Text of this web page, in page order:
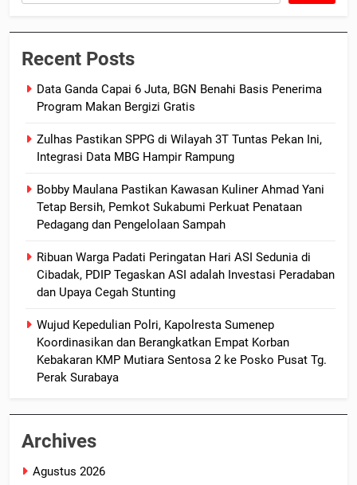
Recent Posts
Data Ganda Capai 6 Juta, BGN Benahi Basis Penerima
Program Makan Bergizi Gratis
Zulhas Pastikan SPPG di Wilayah 3T Tuntas Pekan Ini,
Integrasi Data MBG Hampir Rampung
Bobby Maulana Pastikan Kawasan Kuliner Ahmad Yani
Tetap Bersih, Pemkot Sukabumi Perkuat Penataan
Pedagang dan Pengelolaan Sampah
Ribuan Warga Padati Peringatan Hari ASI Sedunia di
Cibadak, PDIP Tegaskan ASI adalah Investasi Peradaban
dan Upaya Cegah Stunting
Wujud Kepedulian Polri, Kapolresta Sumenep
Koordinasikan dan Berangkatkan Empat Korban
Kebakaran KMP Mutiara Sentosa 2 ke Posko Pusat Tg.
Perak Surabaya
Archives
Agustus 2026